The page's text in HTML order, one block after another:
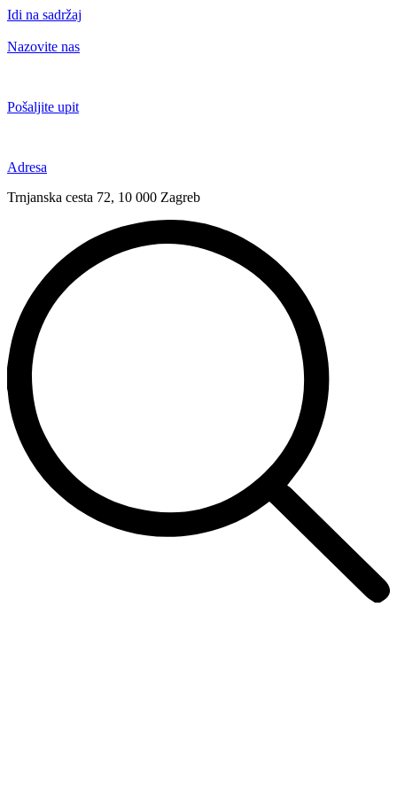
Idi na sadržaj
Nazovite nas
Pošaljite upit
Adresa
Trnjanska cesta 72, 10 000 Zagreb